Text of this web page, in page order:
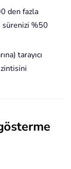
den fazla
%50
tarayıcı